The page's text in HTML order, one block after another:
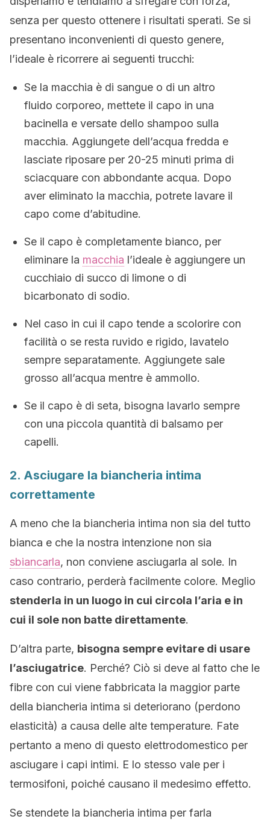
senza per questo ottenere i risultati sperati. Se si
presentano inconvenienti di questo genere,
l’ideale è ricorrere ai seguenti trucchi:
Se la macchia è di sangue o di un altro
fluido corporeo, mettete il capo in una
bacinella e versate dello shampoo sulla
macchia. Aggiungete dell’acqua fredda e
lasciate riposare per 20-25 minuti prima di
sciacquare con abbondante acqua. Dopo
aver eliminato la macchia, potrete lavare il
capo come d’abitudine.
Se il capo è completamente bianco, per
eliminare la macchia l’ideale è aggiungere un
cucchiaio di succo di limone o di
bicarbonato di sodio.
Nel caso in cui il capo tende a scolorire con
facilità o se resta ruvido e rigido, lavatelo
sempre separatamente. Aggiungete sale
grosso all’acqua mentre è ammollo.
Se il capo è di seta, bisogna lavarlo sempre
con una piccola quantità di balsamo per
capelli.
2. Asciugare la biancheria intima
correttamente
A meno che la biancheria intima non sia del tutto
bianca e che la nostra intenzione non sia
sbiancarla, non conviene asciugarla al sole. In
caso contrario, perderà facilmente colore. Meglio
stenderla in un luogo in cui circola l’aria e in
cui il sole non batte direttamente.
D’altra parte, bisogna sempre evitare di usare
l’asciugatrice. Perché? Ciò si deve al fatto che le
fibre con cui viene fabbricata la maggior parte
della biancheria intima si deteriorano (perdono
elasticità) a causa delle alte temperature. Fate
pertanto a meno di questo elettrodomestico per
asciugare i capi intimi. E lo stesso vale per i
termosifoni, poiché causano il medesimo effetto.
Se stendete la biancheria intima per farla